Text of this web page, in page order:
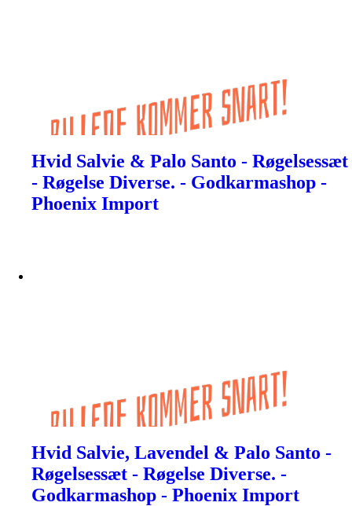
Hvid Salvie & Palo Santo - Røgelsessæt
- Røgelse Diverse. - Godkarmashop -
Phoenix Import
Hvid Salvie, Lavendel & Palo Santo -
Røgelsessæt - Røgelse Diverse. -
Godkarmashop - Phoenix Import